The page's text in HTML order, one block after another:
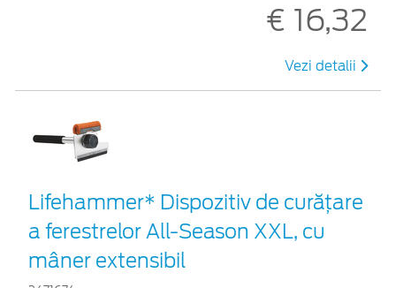
€ 16,32
Vezi detalii
Lifehammer* Dispozitiv de curățare
a ferestrelor All-Season XXL, cu
mâner extensibil